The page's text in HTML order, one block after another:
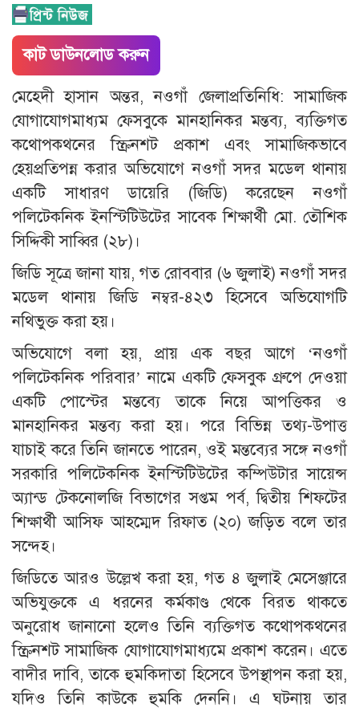
কাট ডাউনলোড করুন
মেহেদী হাসান অন্তর, নওগাঁ জেলাপ্রতিনিধি: সামাজিক
যোগাযোগমাধ্যম ফেসবুকে মানহানিকর মন্তব্য, ব্যক্তিগত
কথোপকথনের স্ক্রিনশট প্রকাশ এবং সামাজিকভাবে
হেয়প্রতিপন্ন করার অভিযোগে নওগাঁ সদর মডেল থানায়
একটি সাধারণ ডায়েরি (জিডি) করেছেন নওগাঁ
পলিটেকনিক ইনস্টিটিউটের সাবেক শিক্ষার্থী মো. তৌশিক
সিদ্দিকী সাব্বির (২৮)।
জিডি সূত্রে জানা যায়, গত রোববার (৬ জুলাই) নওগাঁ সদর
মডেল থানায় জিডি নম্বর-৪২৩ হিসেবে অভিযোগটি
নথিভুক্ত করা হয়।
অভিযোগে বলা হয়, প্রায় এক বছর আগে ‘নওগাঁ
পলিটেকনিক পরিবার’ নামে একটি ফেসবুক গ্রুপে দেওয়া
একটি পোস্টের মন্তব্যে তাকে নিয়ে আপত্তিকর ও
মানহানিকর মন্তব্য করা হয়। পরে বিভিন্ন তথ্য-উপাত্ত
যাচাই করে তিনি জানতে পারেন, ওই মন্তব্যের সঙ্গে নওগাঁ
সরকারি পলিটেকনিক ইনস্টিটিউটের কম্পিউটার সায়েন্স
অ্যান্ড টেকনোলজি বিভাগের সপ্তম পর্ব, দ্বিতীয় শিফটের
শিক্ষার্থী আসিফ আহম্মেদ রিফাত (২০) জড়িত বলে তার
সন্দেহ।
জিডিতে আরও উল্লেখ করা হয়, গত ৪ জুলাই মেসেঞ্জারে
অভিযুক্তকে এ ধরনের কর্মকাণ্ড থেকে বিরত থাকতে
অনুরোধ জানানো হলেও তিনি ব্যক্তিগত কথোপকথনের
স্ক্রিনশট সামাজিক যোগাযোগমাধ্যমে প্রকাশ করেন। এতে
বাদীর দাবি, তাকে হুমকিদাতা হিসেবে উপস্থাপন করা হয়,
যদিও তিনি কাউকে হুমকি দেননি। এ ঘটনায় তার